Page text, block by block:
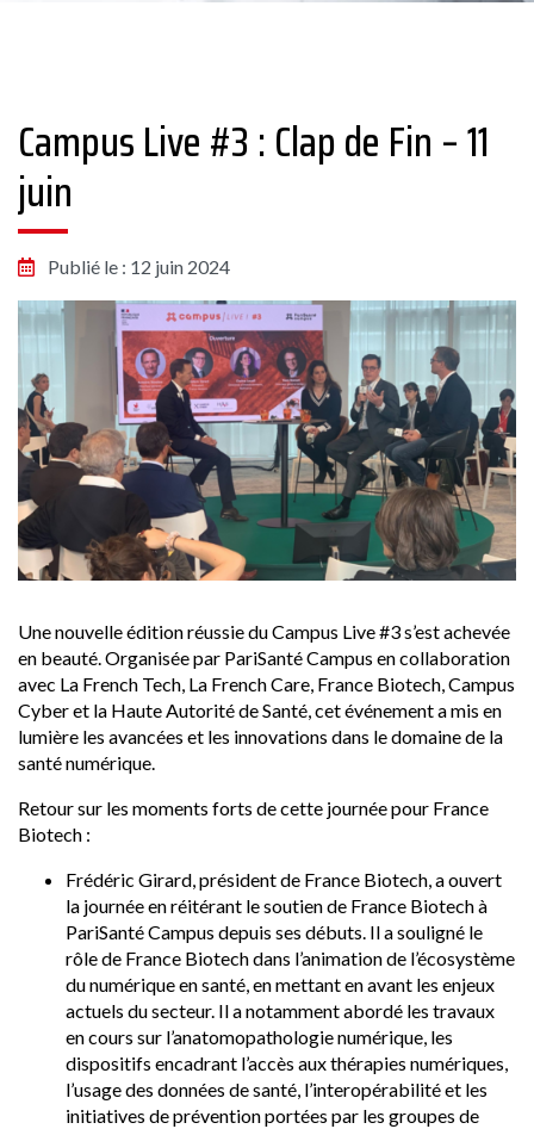
Campus Live #3 : Clap de Fin – 11
juin
Publié le : 12 juin 2024
Une nouvelle édition réussie du Campus Live #3 s’est achevée
en beauté. Organisée par PariSanté Campus en collaboration
avec La French Tech, La French Care, France Biotech, Campus
Cyber et la Haute Autorité de Santé, cet événement a mis en
lumière les avancées et les innovations dans le domaine de la
santé numérique.
Retour sur les moments forts de cette journée pour France
Biotech :
Frédéric Girard, président de France Biotech, a ouvert
la journée en réitérant le soutien de France Biotech à
PariSanté Campus depuis ses débuts. Il a souligné le
rôle de France Biotech dans l’animation de l’écosystème
du numérique en santé, en mettant en avant les enjeux
actuels du secteur. Il a notamment abordé les travaux
en cours sur l’anatomopathologie numérique, les
dispositifs encadrant l’accès aux thérapies numériques,
l’usage des données de santé, l’interopérabilité et les
initiatives de prévention portées par les groupes de